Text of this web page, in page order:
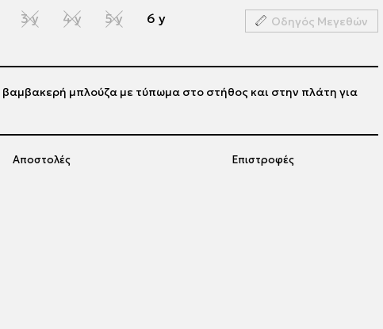
3 y 4 y 5 y 6 y Οδηγός Μεγεθών
Αποστολές Επιστροφές
βαμβακερή μπλούζα με τύπωμα στο στήθος και στην πλάτη για